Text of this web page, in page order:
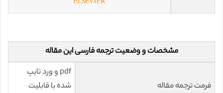
مشخصات و وضعیت ترجمه فارسی این مقاله
فرمت ترجمه مقاله
pdf و ورد تایپ
شده با قابلیت